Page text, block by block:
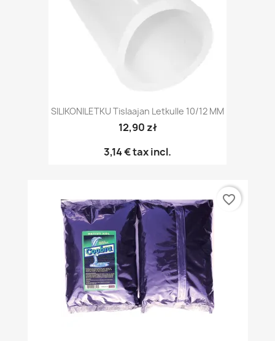
SILIKONILETKU Tislaajan Letkulle 10/12 MM
12,90 zł
3,14 €tax incl.
favorite_border